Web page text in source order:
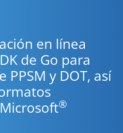
en línea
de Go para
y DOT, así
®